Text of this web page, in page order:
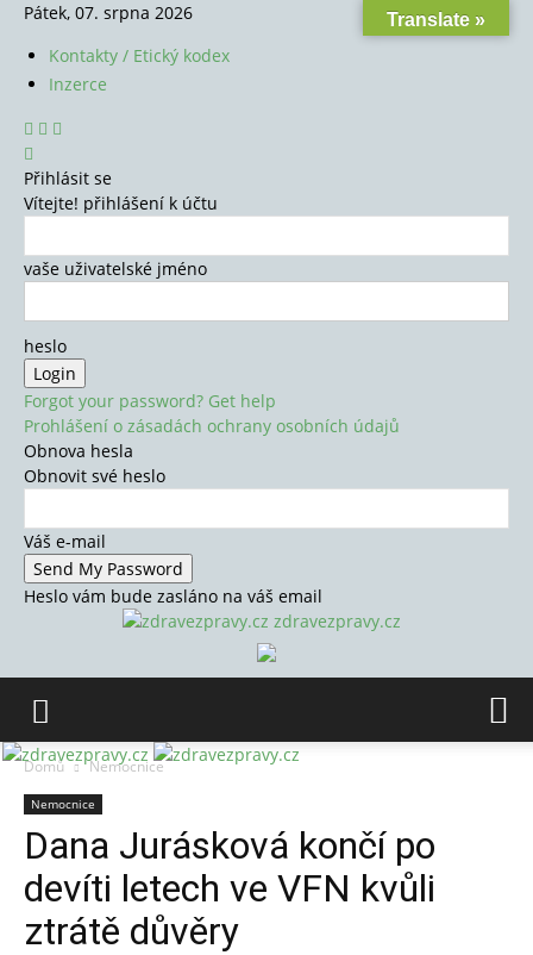
Pátek, 07. srpna 2026
Kontakty / Etický kodex
Inzerce
Přihlásit se
Vítejte! přihlášení k účtu
vaše uživatelské jméno
heslo
Forgot your password? Get help
Prohlášení o zásadách ochrany osobních údajů
Obnova hesla
Obnovit své heslo
Váš e-mail
Heslo vám bude zasláno na váš email
zdravezpravy.cz
Domů Nemocnice
Nemocnice
Dana Jurásková končí po
devíti letech ve VFN kvůli
ztrátě důvěry
Translate »